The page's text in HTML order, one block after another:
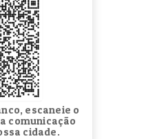
escaneie o
comunicação
cidade.